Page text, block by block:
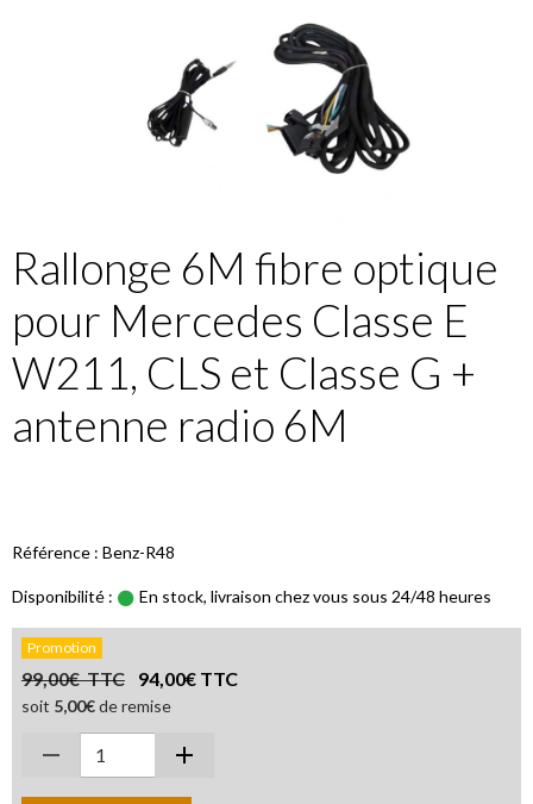
Rallonge 6M fibre optique
pour Mercedes Classe E
W211, CLS et Classe G +
antenne radio 6M
Référence : Benz-R48
Disponibilité : En stock, livraison chez vous sous 24/48 heures
Promotion
99,00€ TTC 94,00€ TTC
soit 5,00€de remise